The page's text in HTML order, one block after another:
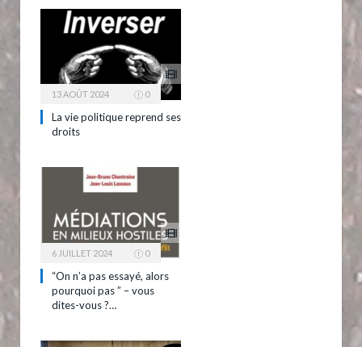
13 AOÛT 2024 0
La vie politique reprend ses
droits
6 JUILLET 2024 0
“On n’a pas essayé, alors
pourquoi pas ” – vous
dites-vous ?…